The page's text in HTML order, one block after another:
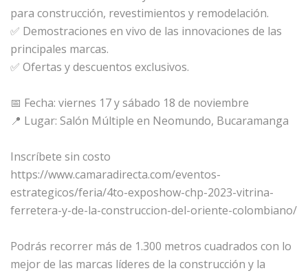
para construcción, revestimientos y remodelación.
✅ Demostraciones en vivo de las innovaciones de las
principales marcas.
✅ Ofertas y descuentos exclusivos.
📅 Fecha: viernes 17 y sábado 18 de noviembre
📍 Lugar: Salón Múltiple en Neomundo, Bucaramanga
Inscríbete sin costo
https://www.camaradirecta.com/eventos-
estrategicos/feria/4to-exposhow-chp-2023-vitrina-
ferretera-y-de-la-construccion-del-oriente-colombiano/
Podrás recorrer más de 1.300 metros cuadrados con lo
mejor de las marcas líderes de la construcción y la